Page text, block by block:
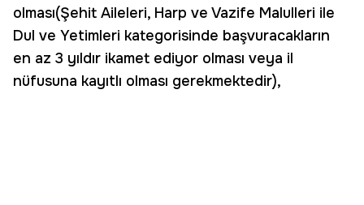
olması(Şehit Aileleri, Harp ve Vazife Malulleri ile
Dul ve Yetimleri kategorisinde başvuracakların
en az 3 yıldır ikamet ediyor olması veya il
nüfusuna kayıtlı olması gerekmektedir),